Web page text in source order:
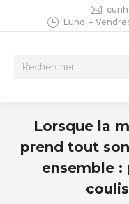
Lundi –
Recherche
Lorsque la
prend tout
ensemble :